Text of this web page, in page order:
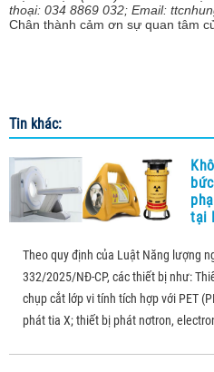
thoại: 034 8869 032; Email:
Chân thành cảm ơn sự quan tâm
Tin khác:
tại
Theo quy định của Luật Năng lượng
332/2025/NĐ-CP, các thiết bị như:
chụp cắt lớp vi tính tích hợp với PET
phát tia X; thiết bị phát nơtron,